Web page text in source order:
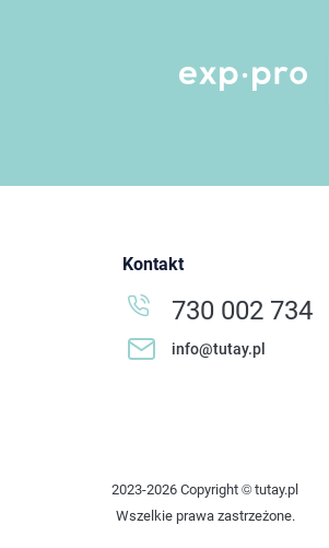
Kontakt
730 002 734
info@tutay.pl
2023-2026 Copyright © tutay.pl
Wszelkie prawa zastrzeżone.